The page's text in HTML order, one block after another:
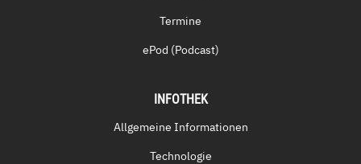
Termine
ePod (Podcast)
INFOTHEK
Allgemeine Informationen
Technologie